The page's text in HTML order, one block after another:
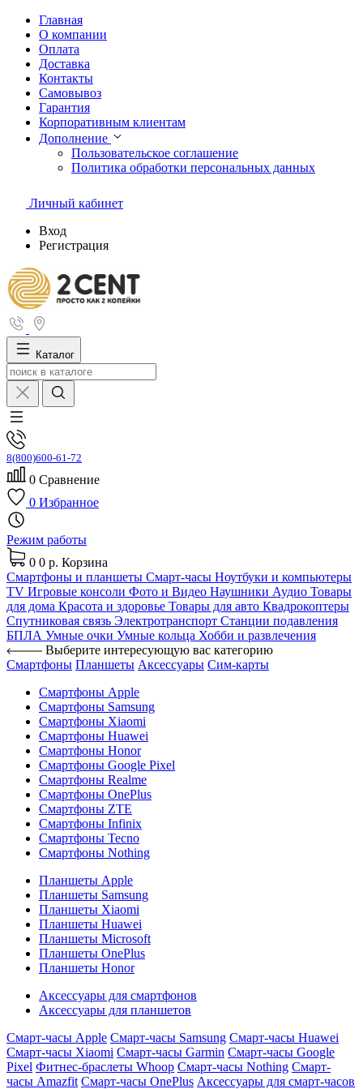
Главная
О компании
Оплата
Доставка
Контакты
Самовывоз
Гарантия
Корпоративным клиентам
Дополнение
Пользовательское соглашение
Политика обработки персональных данных
Личный кабинет
Вход
Регистрация
Каталог
8(800)600-61-72
0 Сравнение
0 Избранное
Режим работы
0 0 р. Корзина
Смартфоны и планшеты Смарт-часы Ноутбуки и компьютеры
TV Игровые консоли Фото и Видео Наушники Аудио Товары
для дома Красота и здоровье Товары для авто Квадрокоптеры
Спутниковая связь Электротранспорт Станции подавления
БПЛА Умные очки Умные кольца Хобби и развлечения
Выберите интересующую вас категорию
Смартфоны Планшеты Аксессуары Сим-карты
Смартфоны Apple
Смартфоны Samsung
Смартфоны Xiaomi
Смартфоны Huawei
Смартфоны Honor
Смартфоны Google Pixel
Смартфоны Realme
Смартфоны OnePlus
Смартфоны ZTE
Смартфоны Infinix
Смартфоны Tecno
Смартфоны Nothing
Планшеты Apple
Планшеты Samsung
Планшеты Xiaomi
Планшеты Huawei
Планшеты Microsoft
Планшеты OnePlus
Планшеты Honor
Аксессуары для смартфонов
Аксессуары для планшетов
Смарт-часы Apple Смарт-часы Samsung Смарт-часы Huawei
Смарт-часы Xiaomi Смарт-часы Garmin Смарт-часы Google
Pixel Фитнес-браслеты Whoop Смарт-часы Nothing Смарт-
часы Amazfit Смарт-часы OnePlus Аксессуары для смарт-часов